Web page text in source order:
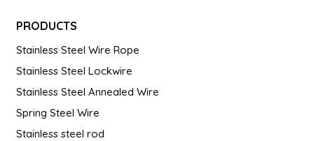
PRODUCTS
Stainless Steel Wire Rope
Stainless Steel Lockwire
Stainless Steel Annealed Wire
Spring Steel Wire
Stainless steel rod